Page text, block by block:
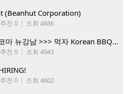
(Beanhut Corporation)
추천 0 | 조회 4686
새롭게 오픈하는 (구)타코마 뉴강남 >>> 먹자 Korean BBQ 구인중
추천 0 | 조회 4943
추천 0 | 조회 4602